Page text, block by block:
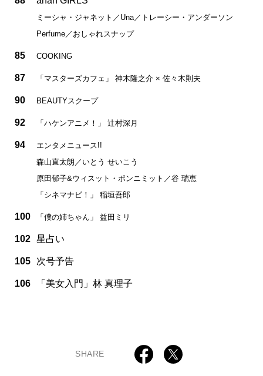
ミーシャ・ジャネット／Una／トレーシー・アンダーソン
Perfume／おしゃれスナップ
85 COOKING
87 「マスターズカフェ」 神木隆之介 × 佐々木則夫
90 BEAUTYスクープ
92 「ハケンアニメ！」 辻村深月
94
エンタメニュース!!
森山直太朗／いとう せいこう
原田郁子&ウィスット・ポンニミット／谷 瑞恵
「シネマナビ！」 稲垣吾郎
100 「僕の姉ちゃん」 益田ミリ
102 星占い
105 次号予告
106 「美女入門」林 真理子
SHARE